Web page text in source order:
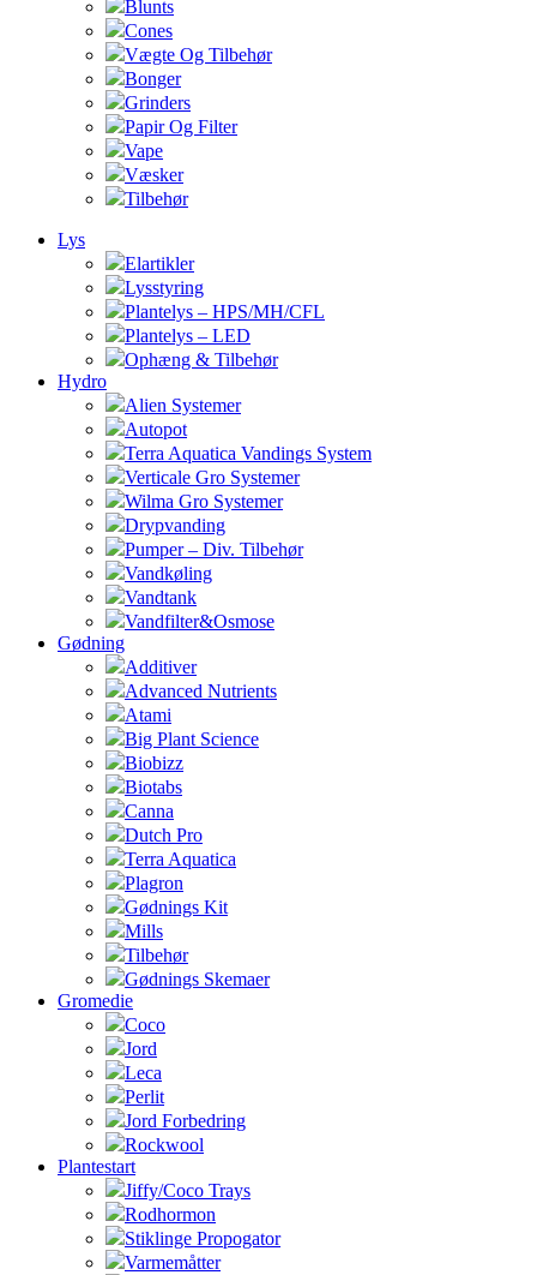
Blunts
Cones
Vægte Og Tilbehør
Bonger
Grinders
Papir Og Filter
Vape
Væsker
Tilbehør
Lys
Elartikler
Lysstyring
Plantelys – HPS/MH/CFL
Plantelys – LED
Ophæng & Tilbehør
Hydro
Alien Systemer
Autopot
Terra Aquatica Vandings System
Verticale Gro Systemer
Wilma Gro Systemer
Drypvanding
Pumper – Div. Tilbehør
Vandkøling
Vandtank
Vandfilter&Osmose
Gødning
Additiver
Advanced Nutrients
Atami
Big Plant Science
Biobizz
Biotabs
Canna
Dutch Pro
Terra Aquatica
Plagron
Gødnings Kit
Mills
Tilbehør
Gødnings Skemaer
Gromedie
Coco
Jord
Leca
Perlit
Jord Forbedring
Rockwool
Plantestart
Jiffy/Coco Trays
Rodhormon
Stiklinge Propogator
Varmemåtter